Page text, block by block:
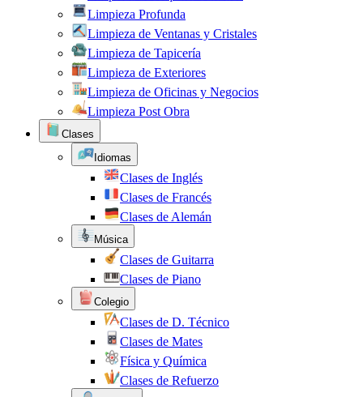
Limpieza Profunda
Limpieza de Ventanas y Cristales
Limpieza de Tapicería
Limpieza de Exteriores
Limpieza de Oficinas y Negocios
Limpieza Post Obra
Clases
Idiomas
Clases de Inglés
Clases de Francés
Clases de Alemán
Música
Clases de Guitarra
Clases de Piano
Colegio
Clases de D. Técnico
Clases de Mates
Física y Química
Clases de Refuerzo